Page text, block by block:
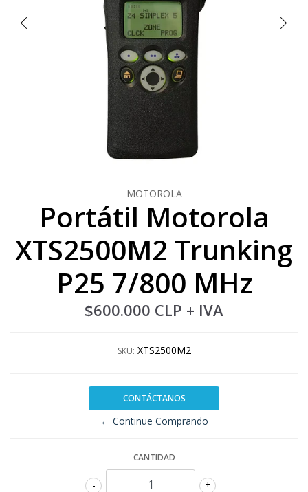
MOTOROLA
Portátil Motorola
XTS2500M2 Trunking
P25 7/800 MHz
$600.000 CLP + IVA
SKU: XTS2500M2
CONTÁCTANOS
← Continue Comprando
CANTIDAD
+
-